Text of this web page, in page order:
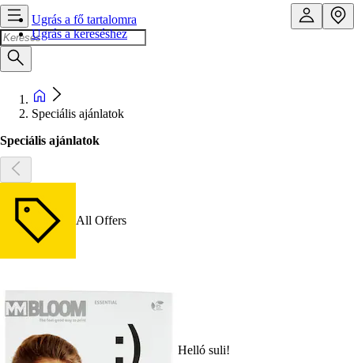
Ugrás a fő tartalomra
Ugrás a kereséshez
Speciális ajánlatok
Speciális ajánlatok
All Offers
Helló suli!